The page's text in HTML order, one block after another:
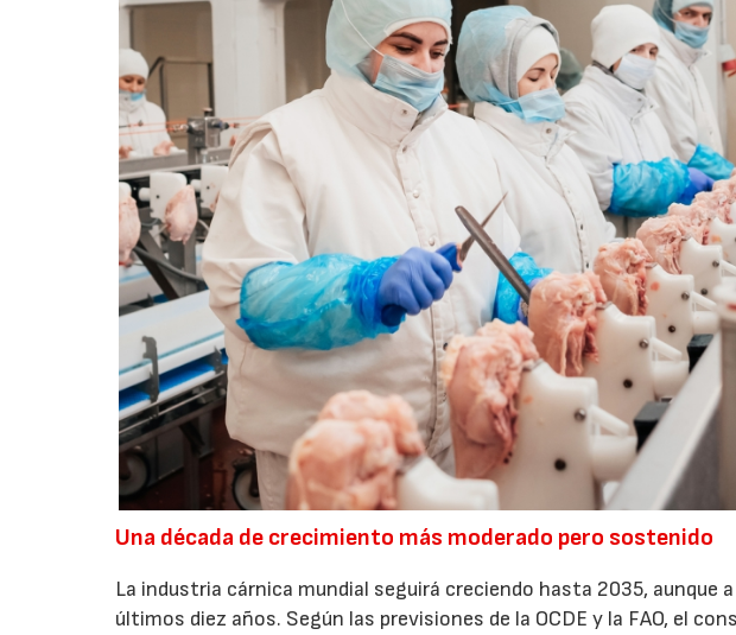
Una década de crecimiento más moderado pero sostenido
La industria cárnica mundial seguirá creciendo hasta 2035,
últimos diez años. Según las previsiones de la OCDE y la FAO, el